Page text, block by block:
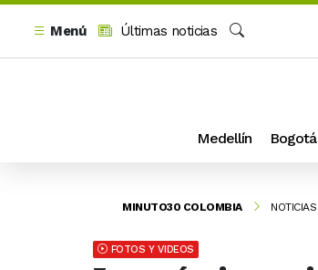
Menú
Últimas noticias
Medellín Bogotá
MINUTO30 COLOMBIA
FOTOS Y VIDEOS